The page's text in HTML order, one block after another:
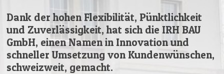
Dank der hohen Flexibilität, Pünktlichkeit
und Zuverlässigkeit, hat sich die IRH BAU
GmbH, einen Namen in Innovation und
schneller Umsetzung von Kundenwünschen,
schweizweit, gemacht.